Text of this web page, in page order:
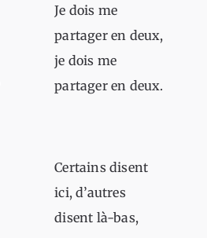
Je dois me
partager en deux,
je dois me
partager en deux.
Certains disent
ici, d’autres
disent là-bas,